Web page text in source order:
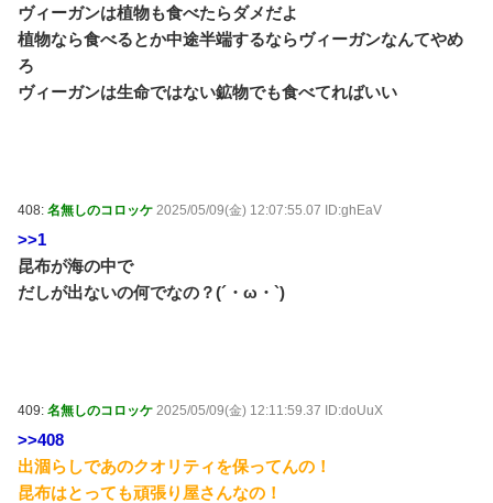
ヴィーガンは植物も食べたらダメだよ
植物なら食べるとか中途半端するならヴィーガンなんてやめ
ろ
ヴィーガンは生命ではない鉱物でも食べてればいい
408: 名無しのコロッケ 2025/05/09(金) 12:07:55.07 ID:ghEaV
>>1
昆布が海の中で
だしが出ないの何でなの？(´・ω・`)
409: 名無しのコロッケ 2025/05/09(金) 12:11:59.37 ID:doUuX
>>408
出涸らしであのクオリティを保ってんの！
昆布はとっても頑張り屋さんなの！